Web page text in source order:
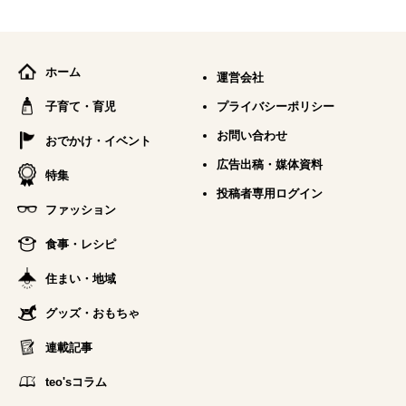
ホーム
子育て・育児
おでかけ・イベント
特集
ファッション
食事・レシピ
住まい・地域
グッズ・おもちゃ
連載記事
teo'sコラム
運営会社
プライバシーポリシー
お問い合わせ
広告出稿・媒体資料
投稿者専用ログイン